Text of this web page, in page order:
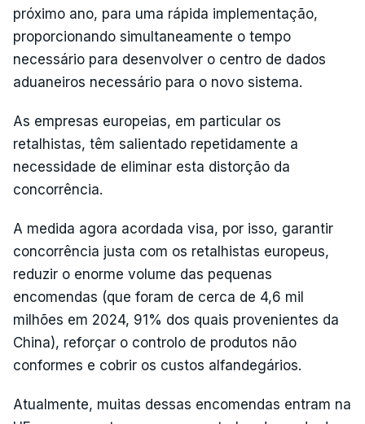
próximo ano, para uma rápida implementação,
proporcionando simultaneamente o tempo
necessário para desenvolver o centro de dados
aduaneiros necessário para o novo sistema.
As empresas europeias, em particular os
retalhistas, têm salientado repetidamente a
necessidade de eliminar esta distorção da
concorrência.
A medida agora acordada visa, por isso, garantir
concorrência justa com os retalhistas europeus,
reduzir o enorme volume das pequenas
encomendas (que foram de cerca de 4,6 mil
milhões em 2024, 91% dos quais provenientes da
China), reforçar o controlo de produtos não
conformes e cobrir os custos alfandegários.
Atualmente, muitas dessas encomendas entram na